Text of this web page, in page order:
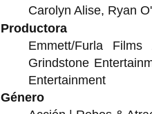
Carolyn Alise, Ryan
Productora
Emmett/Furla
Grindstone
Entertainment
Género